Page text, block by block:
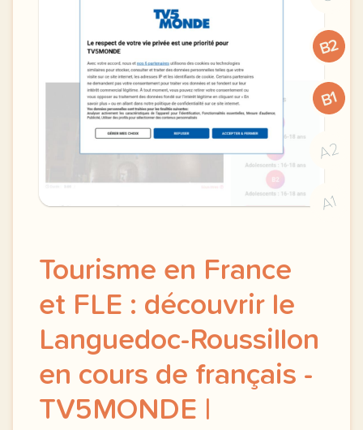
B2
B1
A2
A1
Tourisme en France
et FLE : découvrir le
Languedoc-Roussillon
en cours de français -
TV5MONDE |